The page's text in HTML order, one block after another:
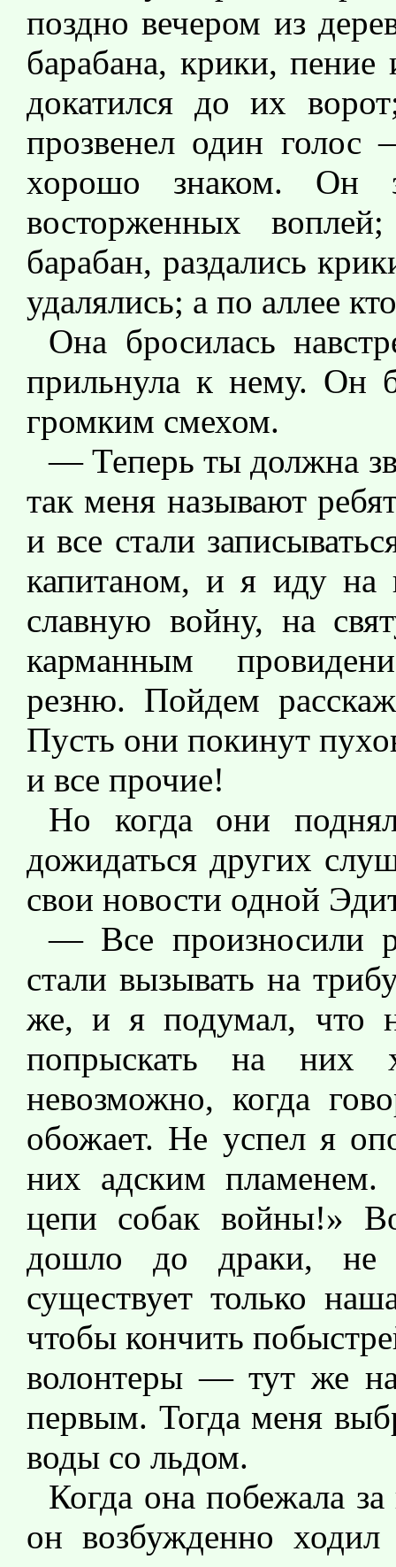
поздно вечером из
барабана, крики,
докатился до их
прозвенел один
хорошо знаком. Он
восторженных
барабан, раздались
удалялись; а по аллее
Она бросилась
прильнула к нему. Он
громким смехом.
— Теперь ты должна
так меня называют
и все стали
капитаном, и я иду на
славную войну, на
карманным
резню. Пойдем
Пусть они покинут
и все прочие!
Но когда они
дожидаться других
свои новости одной
— Все произносили
стали вызывать на
же, и я подумал, что
попрыскать на них
невозможно, когда
обожает. Не успел я
них адским
цепи собак войны!»
дошло до драки, не
существует только
чтобы кончить
волонтеры — тут же
первым. Тогда меня
воды со льдом.
Когда она побежала
он возбужденно